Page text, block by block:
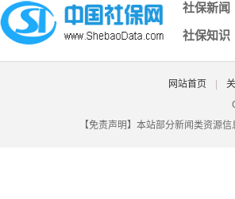
深圳社保个人电脑号,深圳社保电脑号查询个
北京社保登录密码原始密码是什么,北京社保的
大埔县城乡社保认证,大埔社保网
自由职业者交社保多少钱一个月,自由职业者
湖北省潜江市社保查询,潜江市社会养老保险
昆山社保原始密码,昆山社保初始密码
社保新闻
社保知识
网站首页
【免责声明】本站部分新闻类资源